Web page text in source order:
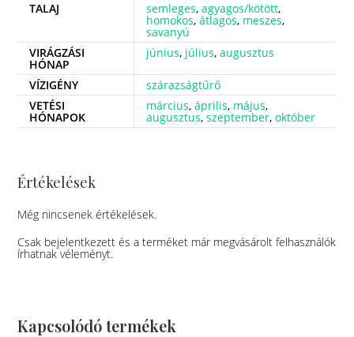
TALAJ
semleges,agyagos/kötött,
homokos,átlagos, meszes,
savanyú
VIRÁGZÁSI
HÓNAP
június, július,augusztus
VÍZIGÉNY
szárazságtűrő
VETÉSI
HÓNAPOK
március,április, május,
augusztus,szeptember,október
Értékelések
Még nincsenek értékelések.
Csak bejelentkezett és a terméket már megvásárolt felhasználók
írhatnak véleményt.
Kapcsolódó termékek